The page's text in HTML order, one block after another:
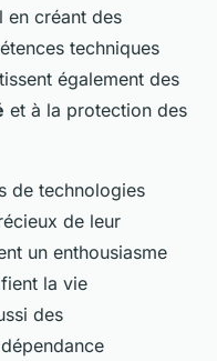
en créant des
techniques
également des
et à la protection des
de technologies
de leur
un enthousiasme
la vie
des